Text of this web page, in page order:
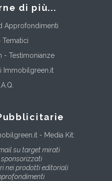
di più...
Approfondimenti
- Testimonianze
Immobilgreen.it
- Media Kit:
su target mirati
nei prodotti editoriali